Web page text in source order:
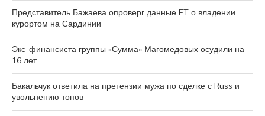
Представитель Бажаева опроверг данные FT о владении
курортом на Сардинии
Экс-финансиста группы «Сумма» Магомедовых осудили на
16 лет
Бакальчук ответила на претензии мужа по сделке с Russ и
увольнению топов